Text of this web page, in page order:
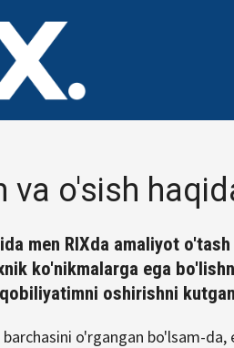
va o'sish
men RIXda amaliyot
ko'nikmalarga ega
oshirishni
o'rgangan bo'lsam-